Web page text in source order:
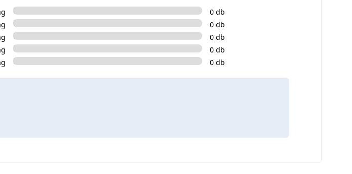
0 db
0 db
0 db
0 db
0 db